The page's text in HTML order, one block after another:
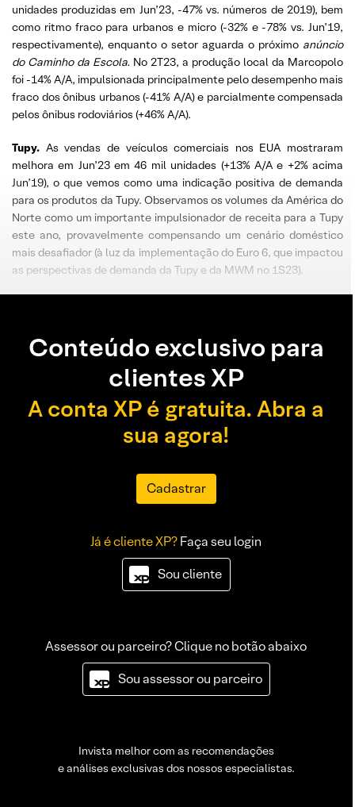
unidades produzidas em Jun’23, -47% vs. números de 2019), bem
como ritmo fraco para urbanos e micro (-32% e -78% vs. Jun’19,
respectivamente), enquanto o setor aguarda o próximo anúncio
do Caminho da Escola. No 2T23, a produção local da Marcopolo
foi -14% A/A, impulsionada principalmente pelo desempenho mais
fraco dos ônibus urbanos (-41% A/A) e parcialmente compensada
pelos ônibus rodoviários (+46% A/A).
Tupy. As vendas de veículos comerciais nos EUA mostraram
melhora em Jun’23 em 46 mil unidades (+13% A/A e +2% acima
Jun’19), o que vemos como uma indicação positiva de demanda
para os produtos da Tupy. Observamos os volumes da América do
Norte como um importante impulsionador de receita para a Tupy
este ano, provavelmente compensando um cenário doméstico
mais desafiador (à luz da implementação do Euro 6, que impactou
as perspectivas de demanda da Tupy e da MWM no 1S23).
Conteúdo exclusivo para
clientes XP
A conta XP é gratuita. Abra a
sua agora!
Cadastrar
Já é cliente XP?Faça seu login
Sou cliente
Assessor ou parceiro? Clique no botão abaixo
Sou assessor ou parceiro
Invista melhor com as recomendações
e análises exclusivas dos nossos especialistas.